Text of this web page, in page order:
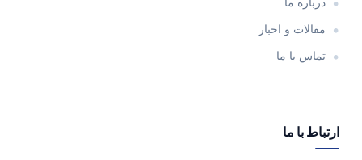
درباره ما
مقالات و اخبار
تماس با ما
ارتباط با ما